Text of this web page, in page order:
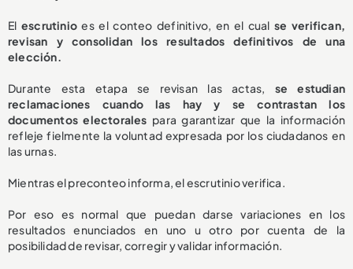
El escrutinioes el conteo definitivo, en el cualse verifican,
revisan y consolidan los resultados definitivos de una
elección.
Durante esta etapa se revisan las actas, se estudian
reclamaciones cuando las hay y se contrastan los
documentos electorales para garantizar que la información
refleje fielmente la voluntad expresada por los ciudadanos en
las urnas.
Mientras el preconteo informa, el escrutinio verifica.
Por eso es normal que puedan darse variaciones en los
resultados enunciados en uno u otro por cuenta de la
posibilidad de revisar, corregir y validar información.